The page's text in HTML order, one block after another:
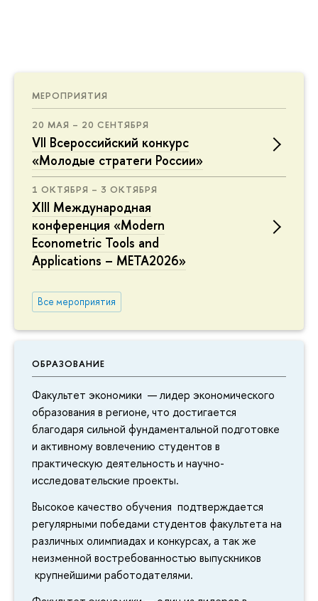
МЕРОПРИЯТИЯ
20 МАЯ – 20 СЕНТЯБРЯ
VII Всероссийский конкурс
«Молодые стратеги России»
1 ОКТЯБРЯ – 3 ОКТЯБРЯ
XIII Международная
конференция «Modern
Econometric Tools and
Applications – META2026»
Все мероприятия
ОБРАЗОВАНИЕ
Факультет экономики — лидер экономического
образования в регионе, что достигается
благодаря сильной фундаментальной подготовке
и активному вовлечению студентов в
практическую деятельность и научно-
исследовательские проекты.
Высокое качество обучения подтверждается
регулярными победами студентов факультета на
различных олимпиадах и конкурсах, а так же
неизменной востребованностью выпускников
крупнейшими работодателями.